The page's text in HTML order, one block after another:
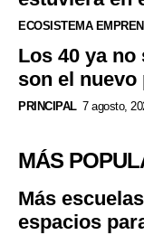
ECOSISTEMA
Los 40 ya
son el
PRINCIPAL 7 agosto,
MÁS
Más
espacios